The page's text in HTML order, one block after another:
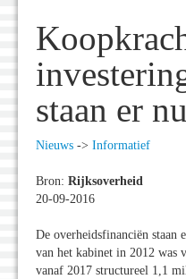
staan er
Nieuws -> Informatief
Bron: Rijksoverheid
20-09-2016
De overheidsfinanciën staan
van het kabinet in 2012 was
vanaf 2017 structureel 1,1